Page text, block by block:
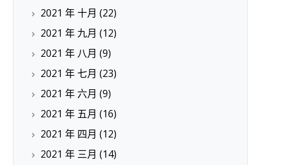
2021 年 十月 (22)
2021 年 九月 (12)
2021 年 八月 (9)
2021 年 七月 (23)
2021 年 六月 (9)
2021 年 五月 (16)
2021 年 四月 (12)
2021 年 三月 (14)